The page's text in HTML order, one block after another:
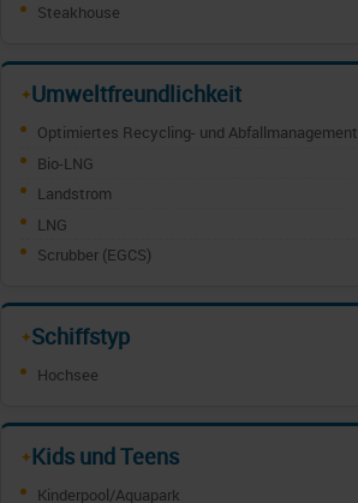
Steakhouse
✦Umweltfreundlichkeit
Optimiertes Recycling- und Abfallmanagement
Bio-LNG
Landstrom
LNG
Scrubber (EGCS)
✦Schiffstyp
Hochsee
✦Kids und Teens
Kinderpool/Aquapark